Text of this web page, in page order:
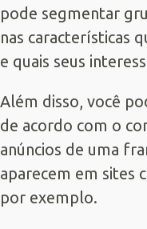
pode segmentar
nas características
e quais seus
Além disso, você
de acordo com o
anúncios de uma
aparecem em sites
por exemplo.